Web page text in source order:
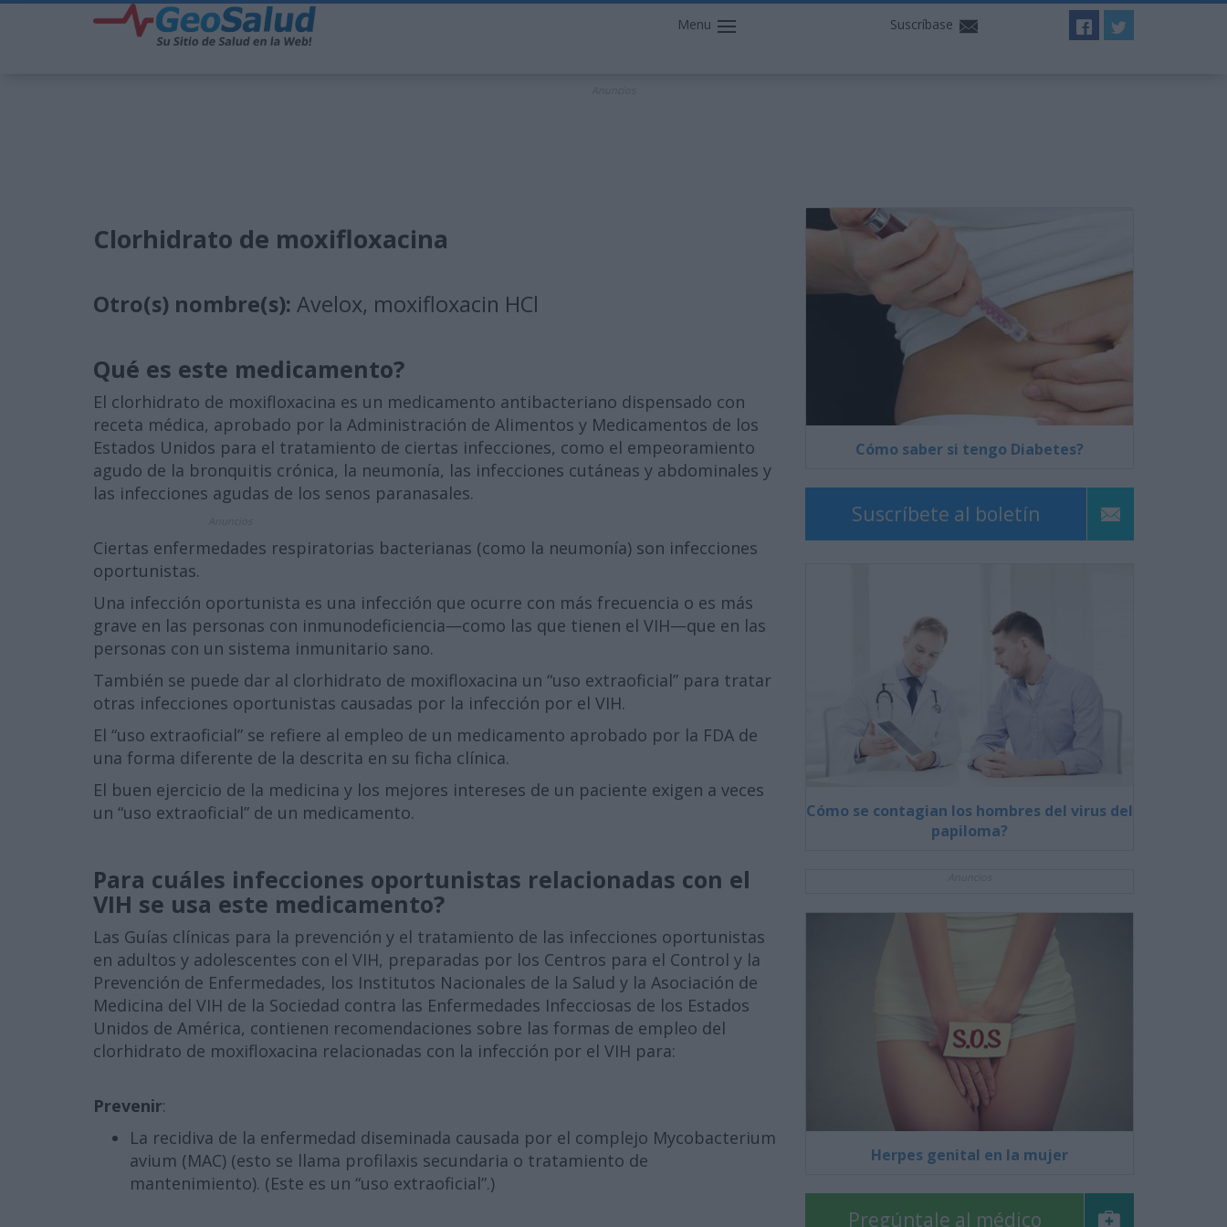
Menu Suscríbase
Clorhidrato de moxifloxacina
Otro(s) nombre(s): Avelox, moxifloxacin HCl
Qué es este medicamento?
El clorhidrato de moxifloxacina es un medicamento antibacteriano dispensado con
receta médica, aprobado por la Administración de Alimentos y Medicamentos de los
Estados Unidos para el tratamiento de ciertas infecciones, como el empeoramiento
agudo de la bronquitis crónica, la neumonía, las infecciones cutáneas y abdominales y
las infecciones agudas de los senos paranasales.
Ciertas enfermedades respiratorias bacterianas (como la neumonía) son infecciones
oportunistas.
Una infección oportunista es una infección que ocurre con más frecuencia o es más
grave en las personas con inmunodeficiencia—como las que tienen el VIH—que en las
personas con un sistema inmunitario sano.
También se puede dar al clorhidrato de moxifloxacina un “uso extraoficial” para tratar
otras infecciones oportunistas causadas por la infección por el VIH.
El “uso extraoficial” se refiere al empleo de un medicamento aprobado por la FDA de
una forma diferente de la descrita en su ficha clínica.
El buen ejercicio de la medicina y los mejores intereses de un paciente exigen a veces
un “uso extraoficial” de un medicamento.
Para cuáles infecciones oportunistas relacionadas con el
VIH se usa este medicamento?
Las Guías clínicas para la prevención y el tratamiento de las infecciones oportunistas
en adultos y adolescentes con el VIH, preparadas por los Centros para el Control y la
Prevención de Enfermedades, los Institutos Nacionales de la Salud y la Asociación de
Medicina del VIH de la Sociedad contra las Enfermedades Infecciosas de los Estados
Unidos de América, contienen recomendaciones sobre las formas de empleo del
clorhidrato de moxifloxacina relacionadas con la infección por el VIH para:
Prevenir:
La recidiva de la enfermedad diseminada causada por el complejo Mycobacterium
avium (MAC) (esto se llama profilaxis secundaria o tratamiento de
mantenimiento). (Este es un “uso extraoficial”.)
Cómo saber si tengo Diabetes?
Suscríbete al boletín
Cómo se contagian los hombres del virus del
papiloma?
Herpes genital en la mujer
Pregúntale al médico